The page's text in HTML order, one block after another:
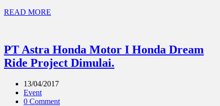
READ MORE
PT Astra Honda Motor I Honda Dream
Ride Project Dimulai.
13/04/2017
Event
0 Comment